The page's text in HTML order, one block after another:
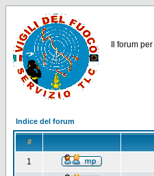
Il forum per
Indice del forum
#
1